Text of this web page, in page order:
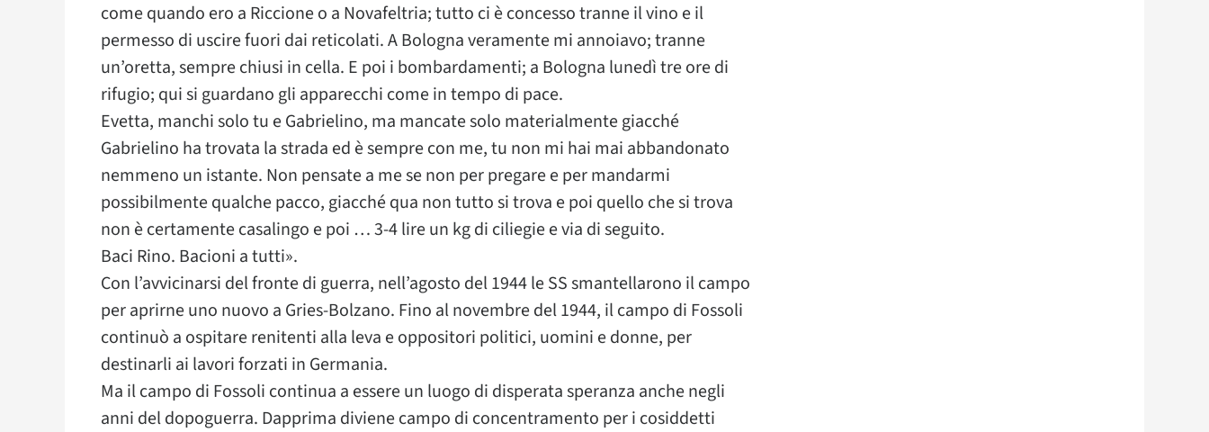
come quando ero a Riccione o a Novafeltria; tutto ci è concesso tranne il vino e il
permesso di uscire fuori dai reticolati. A Bologna veramente mi annoiavo; tranne
un’oretta, sempre chiusi in cella. E poi i bombardamenti; a Bologna lunedì tre ore di
rifugio; qui si guardano gli apparecchi come in tempo di pace.
Evetta, manchi solo tu e Gabrielino, ma mancate solo materialmente giacché
Gabrielino ha trovata la strada ed è sempre con me, tu non mi hai mai abbandonato
nemmeno un istante. Non pensate a me se non per pregare e per mandarmi
possibilmente qualche pacco, giacché qua non tutto si trova e poi quello che si trova
non è certamente casalingo e poi … 3-4 lire un kg di ciliegie e via di seguito.
Baci Rino. Bacioni a tutti».
Con l’avvicinarsi del fronte di guerra, nell’agosto del 1944 le SS smantellarono il campo
per aprirne uno nuovo a Gries-Bolzano. Fino al novembre del 1944, il campo di Fossoli
continuò a ospitare renitenti alla leva e oppositori politici, uomini e donne, per
destinarli ai lavori forzati in Germania.
Ma il campo di Fossoli continua a essere un luogo di disperata speranza anche negli
anni del dopoguerra. Dapprima diviene campo di concentramento per i cosiddetti